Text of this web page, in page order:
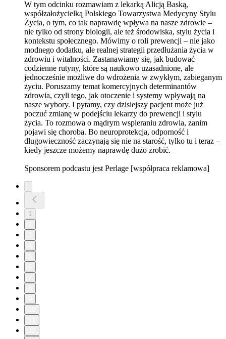
W tym odcinku rozmawiam z lekarką Alicją Baską,
współzałożycielką Polskiego Towarzystwa Medycyny Stylu
Życia, o tym, co tak naprawdę wpływa na nasze zdrowie –
nie tylko od strony biologii, ale też środowiska, stylu życia i
kontekstu społecznego. Mówimy o roli prewencji – nie jako
modnego dodatku, ale realnej strategii przedłużania życia w
zdrowiu i witalności. Zastanawiamy się, jak budować
codzienne rutyny, które są naukowo uzasadnione, ale
jednocześnie możliwe do wdrożenia w zwykłym, zabieganym
życiu. Poruszamy temat komercyjnych determinantów
zdrowia, czyli tego, jak otoczenie i systemy wpływają na
nasze wybory. I pytamy, czy dzisiejszy pacjent może już
poczuć zmianę w podejściu lekarzy do prewencji i stylu
życia. To rozmowa o mądrym wspieraniu zdrowia, zanim
pojawi się choroba. Bo neuroprotekcja, odporność i
długowieczność zaczynają się nie na starość, tylko tu i teraz –
kiedy jeszcze możemy naprawdę dużo zrobić.
Sponsorem podcastu jest Perlage [współpraca reklamowa]
1